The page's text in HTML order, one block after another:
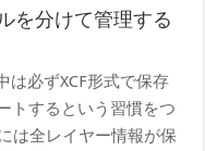
を分けて管理する
は必ずXCF形式で保存
トするという習慣をつ
は全レイヤー情報が保